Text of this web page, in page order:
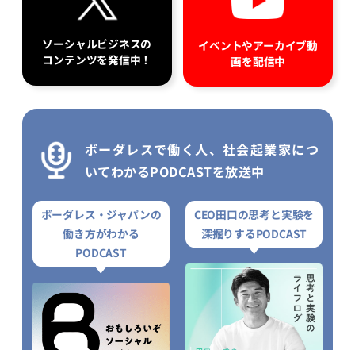
ソーシャルビジネスの
コンテンツを発信中！
イベントやアーカイブ動
画を配信中
ボーダレスで働く人、社会起業家につ
いてわかるPODCASTを放送中
ボーダレス・ジャパンの
働き方がわかる
PODCAST
CEO田口の思考と実験を
深掘りするPODCAST